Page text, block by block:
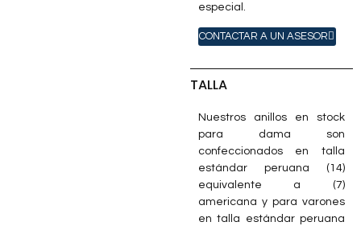
especial.
CONTACTAR A UN ASESOR
TALLA
Nuestros anillos en stock
para dama son
confeccionados en talla
estándar peruana (14)
equivalente a (7)
americana y para varones
en talla estándar peruana